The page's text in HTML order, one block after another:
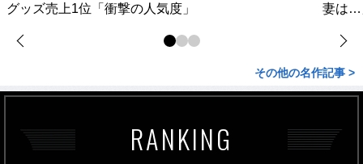
グッズ売上1位「衝撃の人気度」
妻は…
その他の名作記事 >
RANKING